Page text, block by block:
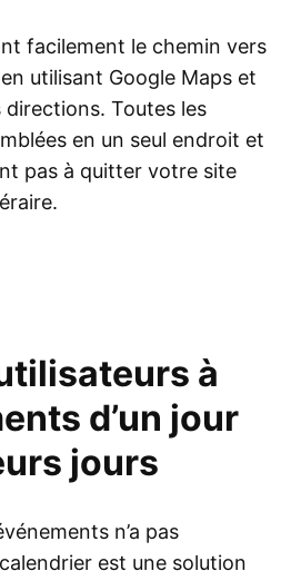
facilement le chemin vers
utilisant Google Maps et
Toutes les
en un seul endroit et
pas à quitter votre site
à
d’un jour
jours
n’a pas
est une solution